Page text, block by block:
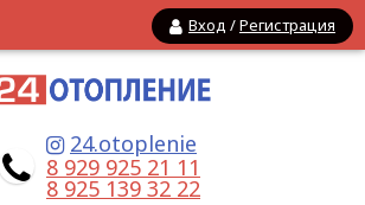
Вход /Регистрация
24.otoplenie
8 929 925 21 11
8 925 139 32 22